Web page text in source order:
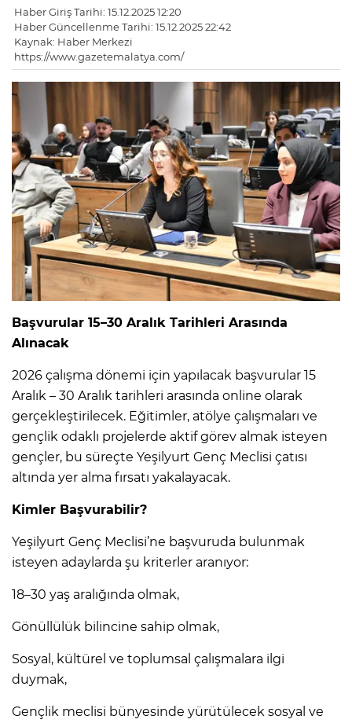
Haber Giriş Tarihi: 15.12.2025 12:20
Haber Güncellenme Tarihi: 15.12.2025 22:42
Kaynak: Haber Merkezi
https://www.gazetemalatya.com/
Başvurular 15–30 Aralık Tarihleri Arasında
Alınacak
2026 çalışma dönemi için yapılacak başvurular 15
Aralık – 30 Aralık tarihleri arasında online olarak
gerçekleştirilecek. Eğitimler, atölye çalışmaları ve
gençlik odaklı projelerde aktif görev almak isteyen
gençler, bu süreçte Yeşilyurt Genç Meclisi çatısı
altında yer alma fırsatı yakalayacak.
Kimler Başvurabilir?
Yeşilyurt Genç Meclisi’ne başvuruda bulunmak
isteyen adaylarda şu kriterler aranıyor:
18–30 yaş aralığında olmak,
Gönüllülük bilincine sahip olmak,
Sosyal, kültürel ve toplumsal çalışmalara ilgi
duymak,
Gençlik meclisi bünyesinde yürütülecek sosyal ve